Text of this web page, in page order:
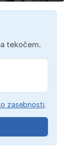
tekočem.
zasebnosti.